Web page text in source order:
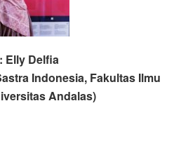
Elly Delfia
Indonesia, Fakultas Ilmu
Andalas)